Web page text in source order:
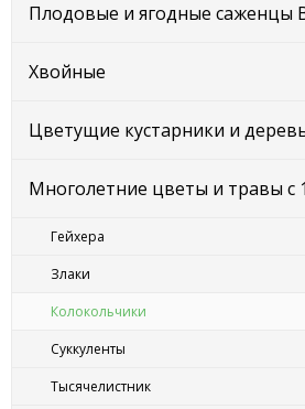
Плодовые и ягодные
Хвойные
Цветущие кустарники и
Многолетние цветы и травы с
Гейхера
Злаки
Колокольчики
Суккуленты
Тысячелистник